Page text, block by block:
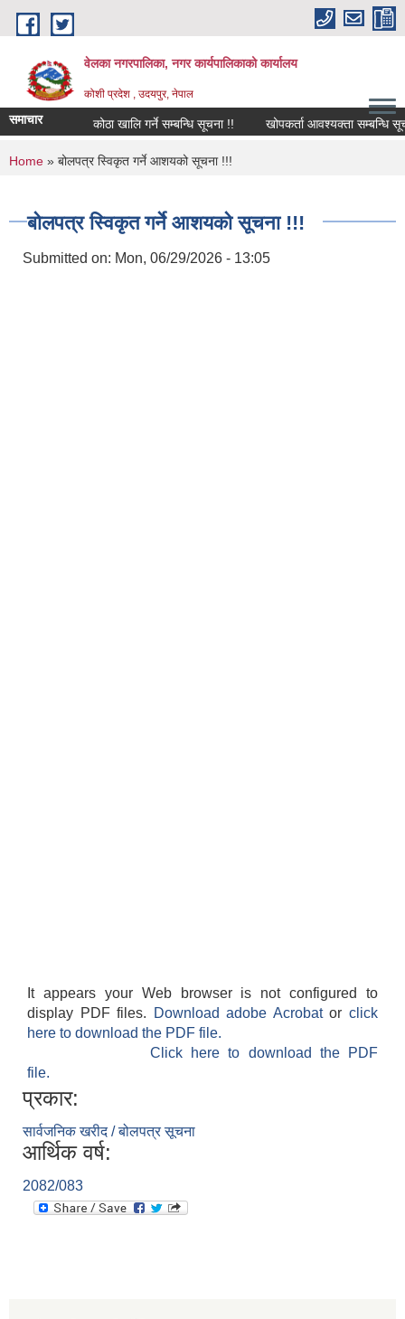
Skip to main content
वेलका नगरपालिका, नगर कार्यपालिकाको कार्यालय
कोशी प्रदेश , उदयपुर, नेपाल
समाचार कोठा खालि गर्ने सम्बन्धि सूचना !! खोपकर्ता आवश्यक्ता सम्बन्धि सूचना !!!
You are here
Home » बोलपत्र स्विकृत गर्ने आशयको सूचना !!!
बोलपत्र स्विकृत गर्ने आशयको सूचना !!!
Submitted on: Mon, 06/29/2026 - 13:05
It appears your Web browser is not configured to
display PDF files.
Download adobe Acrobatorclick
here to download the PDF file.
Click here to download the PDF
file.
प्रकार:
सार्वजनिक खरीद / बोलपत्र सूचना
आर्थिक वर्ष:
2082/083